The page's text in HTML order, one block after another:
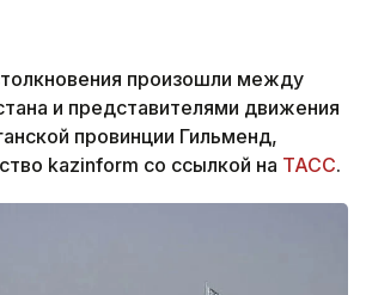
произошли между
и представителями движения
провинции Гильменд,
kazinform со ссылкой на ТАСС.